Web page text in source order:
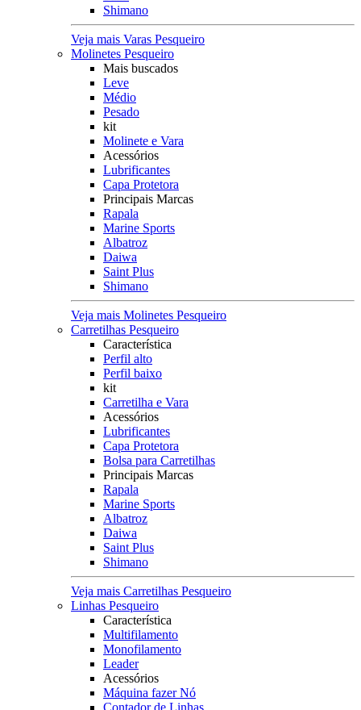
Shimano
Veja mais Varas Pesqueiro
Molinetes Pesqueiro
Mais buscados
Leve
Médio
Pesado
kit
Molinete e Vara
Acessórios
Lubrificantes
Capa Protetora
Principais Marcas
Rapala
Marine Sports
Albatroz
Daiwa
Saint Plus
Shimano
Veja mais Molinetes Pesqueiro
Carretilhas Pesqueiro
Característica
Perfil alto
Perfil baixo
kit
Carretilha e Vara
Acessórios
Lubrificantes
Capa Protetora
Bolsa para Carretilhas
Principais Marcas
Rapala
Marine Sports
Albatroz
Daiwa
Saint Plus
Shimano
Veja mais Carretilhas Pesqueiro
Linhas Pesqueiro
Característica
Multifilamento
Monofilamento
Leader
Acessórios
Máquina fazer Nó
Contador de Linhas